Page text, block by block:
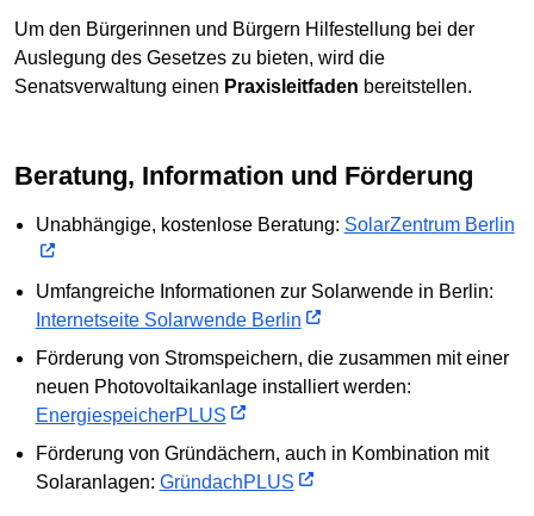
Um den Bürgerinnen und Bürgern Hilfestellung bei der
Auslegung des Gesetzes zu bieten, wird die
Senatsverwaltung einen Praxisleitfaden bereitstellen.
Beratung, Information und Förderung
Unabhängige, kostenlose Beratung: SolarZentrum Berlin
Umfangreiche Informationen zur Solarwende in Berlin:
Internetseite Solarwende Berlin
Förderung von Stromspeichern, die zusammen mit einer
neuen Photovoltaikanlage installiert werden:
EnergiespeicherPLUS
Förderung von Gründächern, auch in Kombination mit
Solaranlagen: GründachPLUS